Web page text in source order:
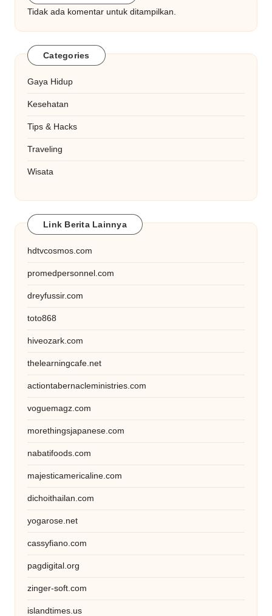
Tidak ada komentar untuk ditampilkan.
Categories
Gaya Hidup
Kesehatan
Tips & Hacks
Traveling
Wisata
Link Berita Lainnya
hdtvcosmos.com
promedpersonnel.com
dreyfussir.com
toto868
hiveozark.com
thelearningcafe.net
actiontabernacleministries.com
voguemagz.com
morethingsjapanese.com
nabatifoods.com
majesticamericaline.com
dichoithailan.com
yogarose.net
cassyfiano.com
pagdigital.org
zinger-soft.com
islandtimes.us